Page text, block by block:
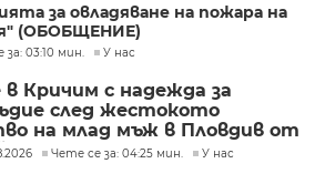
за овладяване на пожара на
(ОБОБЩЕНИЕ)
за: 03:10 мин. У нас
в Кричим с надежда за
след жестокото
на млад мъж в Пловдив от
Чете се за: 04:25 мин. У нас